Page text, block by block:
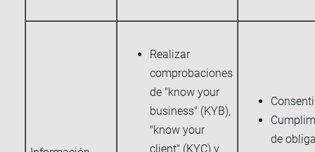
Realizar
comprobaciones
de "know your
business" (KYB),
"know your
client" (KYC) y
de